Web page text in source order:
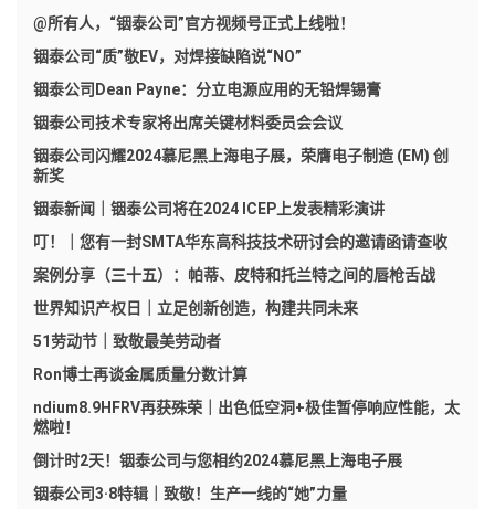
@所有人，“铟泰公司”官方视频号正式上线啦！
铟泰公司“质”敬EV，对焊接缺陷说“NO”
铟泰公司Dean Payne：分立电源应用的无铅焊锡膏
铟泰公司技术专家将出席关键材料委员会会议
铟泰公司闪耀2024慕尼黑上海电子展，荣膺电子制造 (EM) 创
新奖
铟泰新闻｜铟泰公司将在2024 ICEP上发表精彩演讲
叮！｜您有一封SMTA华东高科技技术研讨会的邀请函请查收
案例分享（三十五）：帕蒂、皮特和托兰特之间的唇枪舌战
世界知识产权日｜立足创新创造，构建共同未来
51劳动节｜致敬最美劳动者
Ron博士再谈金属质量分数计算
ndium8.9HFRV再获殊荣｜出色低空洞+极佳暂停响应性能，太
燃啦！
倒计时2天！铟泰公司与您相约2024慕尼黑上海电子展
铟泰公司3·8特辑｜致敬！生产一线的“她”力量